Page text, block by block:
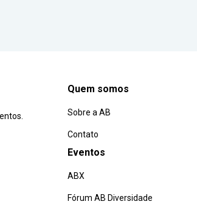
Quem somos
Sobre a AB
Contato
Eventos
ABX
Fórum AB Diversidade